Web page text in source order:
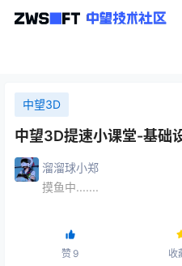
中望3D
中望3D提速小课堂-基础
溜溜球小郑
摸鱼中.......
赞 9 收